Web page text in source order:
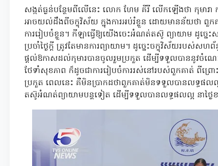
សង្កត់ធ្ងន់បន្ថែមពីលើនេះ លោក ហែម គីរី លើកឡើងថា កុមារា
អាចយល់ដឹងពីចក្ខុវិស័យ ក្នុងការអប់រំខ្លួន ដោយមានន័យថា ពួ
ការរៀបចំខ្លួន។ កីឡាធ្វើឱ្យយើងចេះអំណត់តស៊ូ ព្យាយាម ដូច្នេះ
ប្រចាំថ្ងៃក្តី ត្រូវតែមានការព្យាយាម។ ដូច្នេះចក្ខុវិស័យរបស់សហ
ផ្តល់ឱកាសដល់កុមារបានចូលរួមប្រកួត ដើម្បីទទួលបាននូវចំណេ
ថែទាំសុខភាព ក៏ដូចជាការរៀបចំការរស់នៅរបស់ពួកគាត់ ពីព្រ
ប្រកួត ពេលនេះ គឺមិនប្រាកដថាពួកគាត់មិនទទួលបានលទ្ធផលល្អ
តស៊ូអំណត់ព្យាយាមបន្តទៀត ដើម្បីទទួលបានលទ្ធផលល្អ នាថ្ងៃ